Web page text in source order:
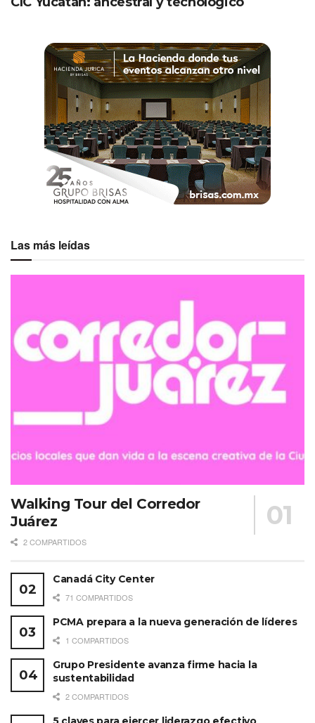
Las más leídas
Walking Tour del Corredor
Juárez
2 COMPARTIDOS
Canadá City Center
71 COMPARTIDOS
PCMA prepara a la nueva generación de líderes
1 COMPARTIDOS
Grupo Presidente avanza firme hacia la
sustentabilidad
2 COMPARTIDOS